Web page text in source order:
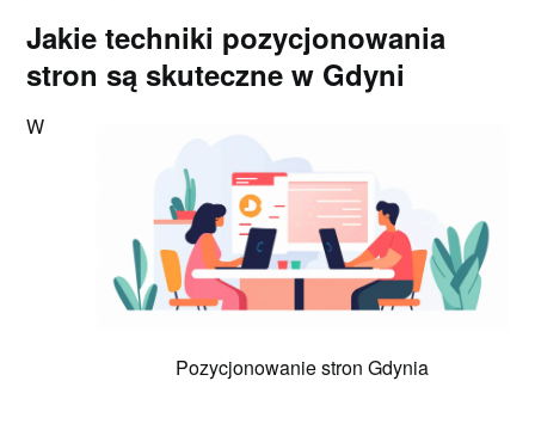
Jakie techniki pozycjonowania
stron są skuteczne w Gdyni
Pozycjonowanie stron Gdynia
W